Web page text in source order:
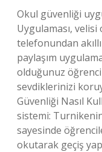
Okul güvenliği
Uygulaması,
telefonundan
paylaşım
olduğunuz
sevdiklerinizi
Güvenliği Nasıl
sistemi:
sayesinde
okutarak geçiş